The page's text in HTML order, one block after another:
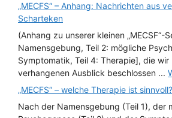
„MECFS“ – Anhang: Nachrichten aus
Scharteken
(Anhang zu unserer kleinen „MECSF“-
Namensgebung, Teil 2: mögliche
Symptomatik, Teil 4: Therapie], die wir
verhangenen Ausblick beschlossen ...
„MECFS“ – welche Therapie ist sinnvoll?
Nach der Namensgebung (Teil 1), der